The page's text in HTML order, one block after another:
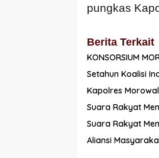
pungkas
Berita Terkait
KONSORSIUM
Setahun Koalisi
Kapolres
Suara Rakyat
Suara Rakyat
Aliansi